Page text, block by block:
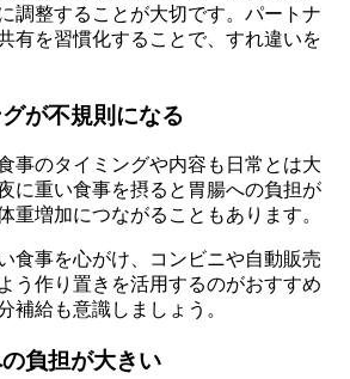
調整することが大切です。パートナ
有を習慣化することで、すれ違いを
が不規則になる
事のタイミングや内容も日常とは大
に重い食事を摂ると胃腸への負担が
重増加につながることもあります。
食事を心がけ、コンビニや自動販売
う作り置きを活用するのがおすすめ
補給も意識しましょう。
負担が大きい